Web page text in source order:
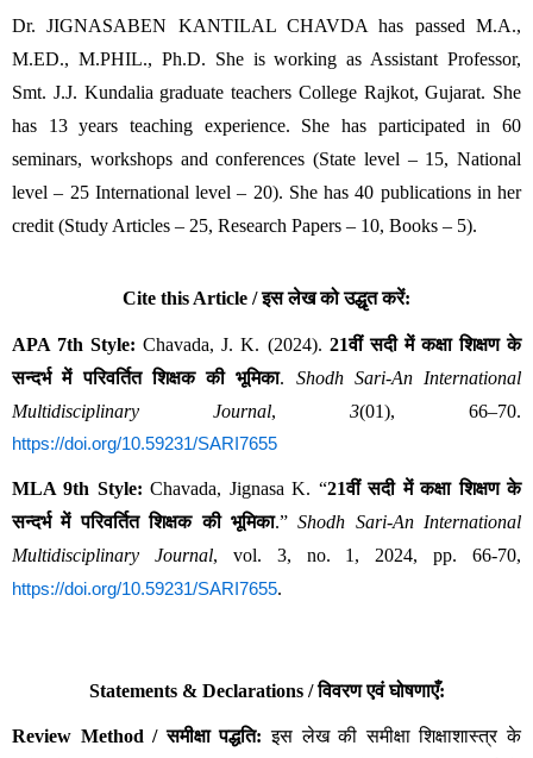
Dr. JIGNASABEN KANTILAL CHAVDA has passed M.A.,
M.ED., M.PHIL., Ph.D. She is working as Assistant Professor,
Smt. J.J. Kundalia graduate teachers College Rajkot, Gujarat. She
has 13 years teaching experience. She has participated in 60
seminars, workshops and conferences (State level – 15, National
level – 25 International level – 20). She has 40 publications in her
credit (Study Articles – 25, Research Papers – 10, Books – 5).
Cite this Article / इस लेख को उद्धृत करें:
APA 7th Style: Chavada, J. K. (2024). 21वीं सदी में कक्षा शिक्षण के
सन्दर्भ में परिवर्तित शिक्षक की भूमिका. Shodh Sari-An International
Multidisciplinary Journal, 3
https://doi.org/10.59231/SARI7655
MLA 9th Style: Chavada, Jignasa K. “21वीं सदी में कक्षा शिक्षण के
सन्दर्भ में परिवर्तित शिक्षक की भूमिका.” Shodh Sari-An International
Multidisciplinary Journal
https://doi.org/10.59231/SARI7655.
Statements & Declarations / विवरण एवं घोषणाएँ:
Review Method / समीक्षा पद्धति: इस लेख की समीक्षा शिक्षाशास्त्र के